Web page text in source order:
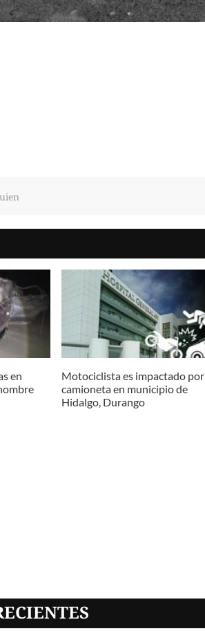
en
Motociclista es impactado por
camioneta en municipio de
Hidalgo, Durango